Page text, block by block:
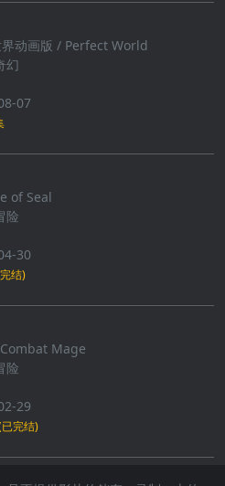
界动画版 / Perfect World
幻
07
of Seal
险
30
结)
Mage
险
29
完结)